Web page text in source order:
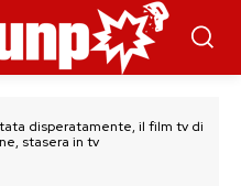
disperatamente, il film tv di
stasera in tv